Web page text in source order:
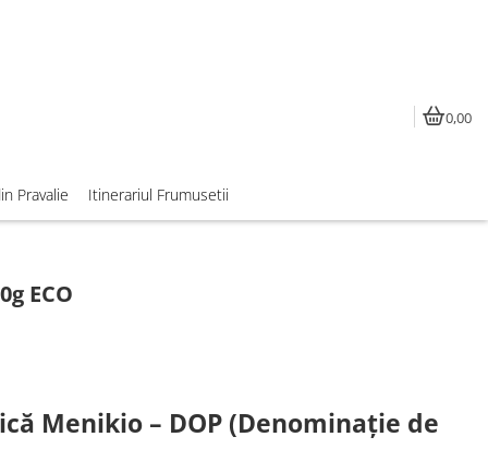
0,00
Pravalie Itinerariul Frumusetii
ECO
Menikio – DOP (Denominație de